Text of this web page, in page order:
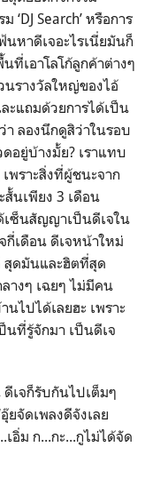
ม ‘DJ Search’ หรือการ
นหาดีเจอะไรเนี่ยมันก็
ที่เอาโลโก้ลูกค้าต่างๆ
นรางวัลใหญ่ของไอ้
ะแถมด้วยการได้เป็น
า ลองนึกดูสิว่าในรอบ
อยู่บ้างมั้ย? เราแทบ
เพราะสิ่งที่ผู้ชนะจาก
นเพียง 3 เดือน
เซ็นสัญญาเป็นดีเจใน
กี่เดือน ดีเจหน้าใหม่
สุดมันและฮิตที่สุด
างๆ เฉยๆไม่มีคน
นไปได้เลยฮะ เพราะ
นที่รู้จักมา เป็นดีเจ
ดีเจก็รับกันไปเต็มๆ
ยจัดเพลงดีจังเลย
เอิ่ม ก...กะ...กูไม่ได้จัด